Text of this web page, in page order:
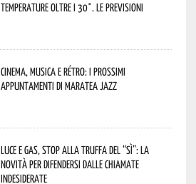
temperature oltre i 30°. Le previsioni
Cinema, musica e rétro: i prossimi
appuntamenti di Maratea Jazz
Luce e gas, stop alla truffa del “Sì”: la
novità per difendersi dalle chiamate
indesiderate